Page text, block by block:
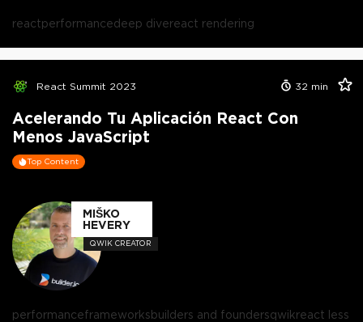
reactperformancedeep divereact rendering
React Summit 2023 32 min
Acelerando Tu Aplicación React Con
Menos JavaScript
Top Content
MIŠKO
HEVERY
QWIK CREATOR
performanceframeworksbuilders and foundersqwikreact less